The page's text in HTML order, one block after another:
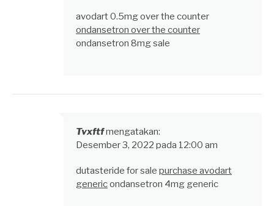
avodart 0.5mg over the counter
ondansetron over the counter
ondansetron 8mg sale
Tvxftfmengatakan:
Desember 3, 2022 pada 12:00 am
dutasteride for sale purchase avodart
genericondansetron 4mg generic